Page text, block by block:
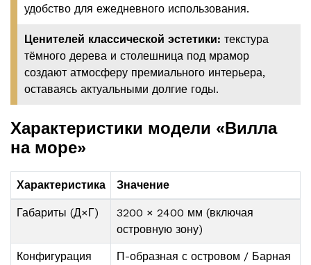
удобство для ежедневного использования.
Ценителей классической эстетики: текстура
тёмного дерева и столешница под мрамор
создают атмосферу премиального интерьера,
оставаясь актуальными долгие годы.
Характеристики модели «Вилла
на море»
Характеристика Значение
Габариты (Д×Г)
3200 × 2400 мм (включая
островную зону)
Конфигурация
П-образная с островом / Барная